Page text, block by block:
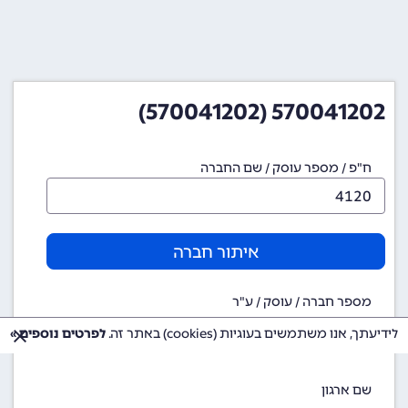
570041202 (570041202)
ח"פ / מספר עוסק / שם החברה
איתור חברה
מספר חברה / עוסק / ע"ר
570041202
שם ארגון
לידיעתך, אנו משתמשים בעוגיות (cookies) באתר זה. לפרטים נוספים »